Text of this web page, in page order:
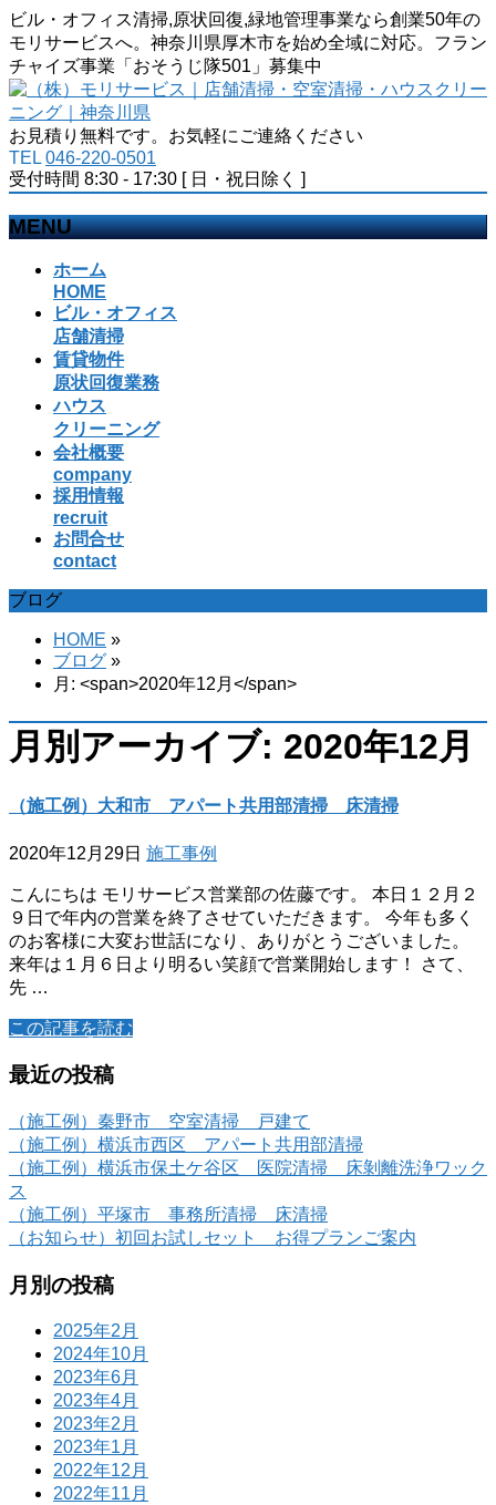
ビル・オフィス清掃,原状回復,緑地管理事業なら創業50年の
モリサービスへ。神奈川県厚木市を始め全域に対応。フラン
チャイズ事業「おそうじ隊501」募集中
お見積り無料です。お気軽にご連絡ください
TEL 046-220-0501
受付時間 8:30 - 17:30 [ 日・祝日除く ]
MENU
ホーム
HOME
ビル・オフィス
店舗清掃
賃貸物件
原状回復業務
ハウス
クリーニング
会社概要
company
採用情報
recruit
お問合せ
contact
ブログ
HOME »
ブログ »
月: <span>2020年12月</span>
月別アーカイブ: 2020年12月
（施工例）大和市 アパート共用部清掃 床清掃
2020年12月29日 施工事例
こんにちは モリサービス営業部の佐藤です。 本日１２月２
９日で年内の営業を終了させていただきます。 今年も多く
のお客様に大変お世話になり、ありがとうございました。
来年は１月６日より明るい笑顔で営業開始します！ さて、
先 …
この記事を読む
最近の投稿
（施工例）秦野市 空室清掃 戸建て
（施工例）横浜市西区 アパート共用部清掃
（施工例）横浜市保土ケ谷区 医院清掃 床剝離洗浄ワック
ス
（施工例）平塚市 事務所清掃 床清掃
（お知らせ）初回お試しセット お得プランご案内
月別の投稿
2025年2月
2024年10月
2023年6月
2023年4月
2023年2月
2023年1月
2022年12月
2022年11月